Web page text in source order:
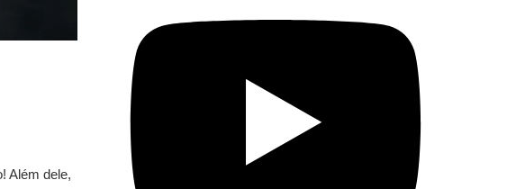
Além dele,